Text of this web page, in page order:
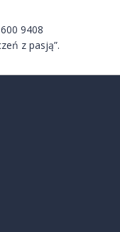
9408
z pasją”.